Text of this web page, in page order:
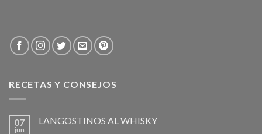
RECETAS Y CONSEJOS
07
jun
LANGOSTINOS AL WHISKY